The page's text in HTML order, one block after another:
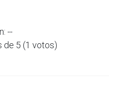
--
de 5 (1 votos)